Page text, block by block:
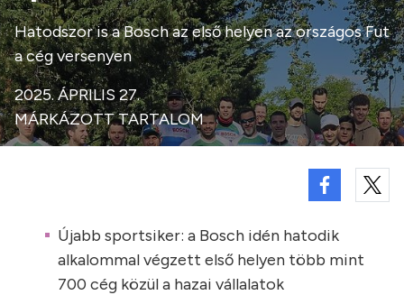
Hatodszor is a Bosch az első helyen az országos Fut
a cég versenyen
2025. ÁPRILIS 27.
MÁRKÁZOTT TARTALOM
Újabb sportsiker: a Bosch idén hatodik
alkalommal végzett első helyen több mint
700 cég közül a hazai vállalatok